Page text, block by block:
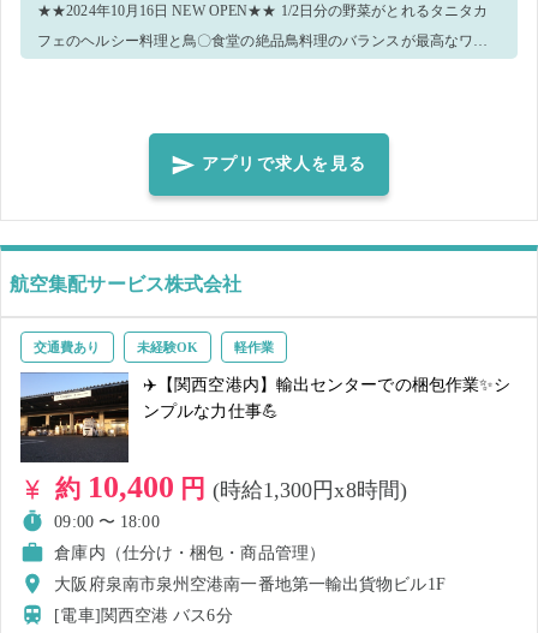
★★2024年10月16日 NEW OPEN★★ 1/2日分の野菜がとれるタニタカ
フェのヘルシー料理と鳥〇食堂の絶品鳥料理のバランスが最高なワン
ざいます。 分からないことは周りのスタッフに聞いてくださいね！ 優
しく丁寧にお教えします♪
アプリで求人を見る
航空集配サービス株式会社
交通費あり 未経験OK 軽作業
✈️【関西空港内】輸出センターでの梱包作業✨シ
ンプルな力仕事💪
約 10,400 円 (時給1,300円x8時間)
09:00 〜 18:00
倉庫内（仕分け・梱包・商品管理）
大阪府泉南市泉州空港南一番地第一輸出貨物ビル1F
[電車]関西空港バス6分